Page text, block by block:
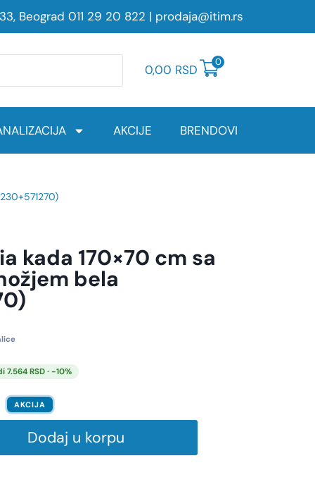
Beograd 011 29 20 822 | prodaja@itim.rs
0,00 RSD
0
AKCIJE BRENDOVI
kada 170×70 cm sa
bela
7.564 RSD · -10%
AKCIJA
Dodaj u korpu